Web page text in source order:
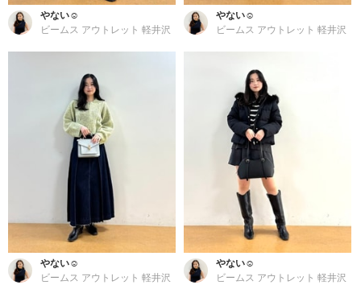
やない☺︎
ビームス アウトレット 軽井沢
やない☺︎
ビームス アウトレット 軽井沢
やない☺︎
ビームス アウトレット 軽井沢
やない☺︎
ビームス アウトレット 軽井沢